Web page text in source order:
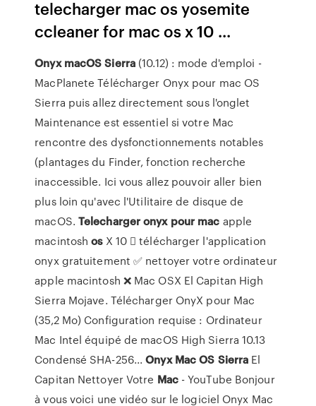
telecharger mac os yosemite
ccleaner for mac os x 10 ...
Onyx macOS Sierra (10.12) : mode d'emploi -
MacPlanete Télécharger Onyx pour mac OS
Sierra puis allez directement sous l'onglet
Maintenance est essentiel si votre Mac
rencontre des dysfonctionnements notables
(plantages du Finder, fonction recherche
inaccessible. Ici vous allez pouvoir aller bien
plus loin qu'avec l'Utilitaire de disque de
macOS. Telechargeronyx pour mac apple
macintoshosX 10  télécharger l'application
onyx gratuitement ✅ nettoyer votre ordinateur
apple macintosh ❌ Mac OSX El Capitan High
Sierra Mojave. Télécharger OnyX pour Mac
(35,2 Mo) Configuration requise : Ordinateur
Mac Intel équipé de macOS High Sierra 10.13
Condensé SHA-256...Onyx Mac OS Sierra El
Capitan Nettoyer Votre Mac- YouTube Bonjour
à vous voici une vidéo sur le logiciel Onyx Mac